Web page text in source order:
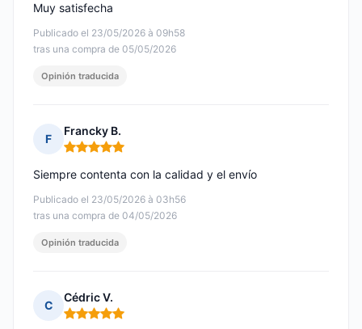
Publicado el 23/05/2026 à 09h58
tras una compra de 05/05/2026
Muy satisfecha
Opinión traducida
F
Francky B.
Nota: 5 de 5
Publicado el 23/05/2026 à 03h56
tras una compra de 04/05/2026
Siempre contenta con la calidad y el envío
Opinión traducida
C
Cédric V.
Nota: 5 de 5